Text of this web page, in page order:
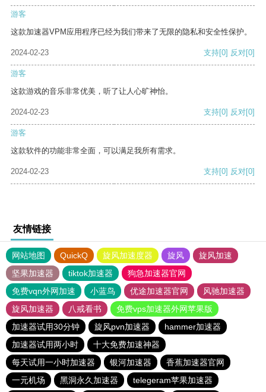
游客
这款加速器VPM应用程序已经为我们带来了无限的隐私和安全性保护。
2024-02-23 支持[0] 反对[0]
游客
这款游戏的音乐非常优美，听了让人心旷神怡。
2024-02-23 支持[0] 反对[0]
游客
这款软件的功能非常全面，可以满足我所有需求。
2024-02-23 支持[0] 反对[0]
友情链接
网站地图 QuickQ 旋风加速度器 旋风
旋风加速
坚果加速器
tiktok加速器
狗急加速器官网
免费vqn外网加速
小蓝鸟 优途加速器官网
风驰加速器
旋风加速器
八戒看书
免费vps加速器外网苹果版
加速器试用30分钟
旋风pvn加速器
hammer加速器
加速器试用两小时
十大免费加速神器
每天试用一小时加速器
银河加速器
香蕉加速器官网
一元机场
黑洞永久加速器 telegeram苹果加速器